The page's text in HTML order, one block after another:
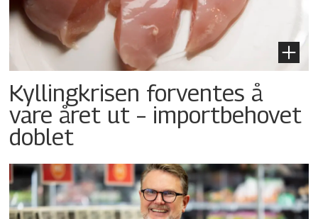
Kyllingkrisen forventes å
vare året ut – importbehovet
doblet